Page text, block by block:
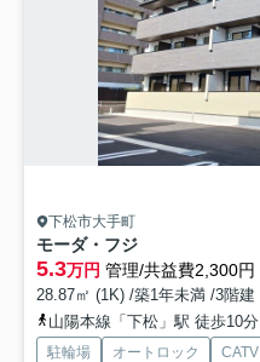
下松市大手町
モーダ・フジ
5.3万円 管理/共益費2,300円
28.87㎡ (1K) /築1年未満 /3階建
山陽本線「下松」駅 徒歩10分
駐輪場 オートロック CATV